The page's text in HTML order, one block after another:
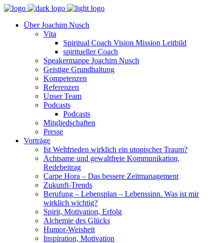
Über Joachim Nusch
Vita
Spiritual Coach Vision Mission Leitbild
spiritueller Coach
Speakermappe Joachim Nusch
Geistige Grundhaltung
Kompetenzen
Referenzen
Unser Team
Podcasts
Podcasts
Mitgliedschaften
Presse
Vorträge
Ist Weltfrieden wirklich ein utopischer Traum?
Achtsame und gewaltfreie Kommunikation,
Redebeitrag
Carpe Hora – Das bessere Zeitmanagement
Zukunft-Trends
Berufung – Lebensplan – Lebenssinn. Was ist mir
wirklich wichtig?
Spirit, Motivation, Erfolg
Alchemie des Glücks
Humor-Weisheit
Inspiration, Motivation